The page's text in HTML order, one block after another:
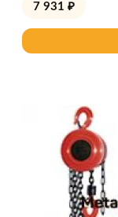
7 931 ₽